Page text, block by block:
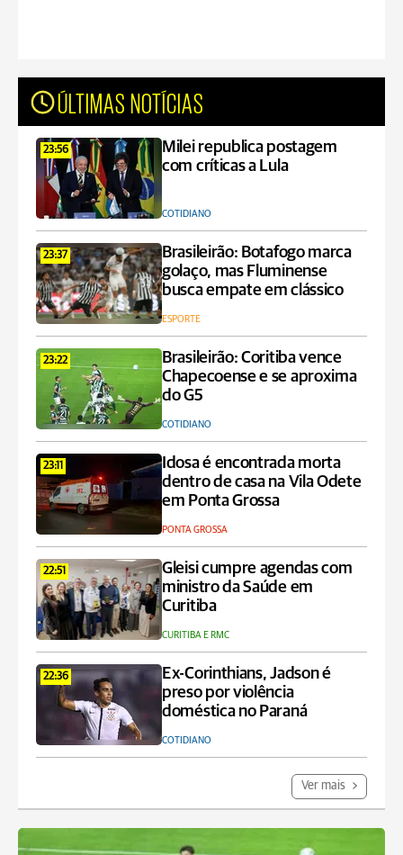
ÚLTIMAS NOTÍCIAS
23:56
Milei republica postagem
com críticas a Lula
COTIDIANO
23:37
Brasileirão: Botafogo marca
golaço, mas Fluminense
busca empate em clássico
ESPORTE
23:22
Brasileirão: Coritiba vence
Chapecoense e se aproxima
do G5
COTIDIANO
23:11
Idosa é encontrada morta
dentro de casa na Vila Odete
em Ponta Grossa
PONTA GROSSA
22:51
Gleisi cumpre agendas com
ministro da Saúde em
Curitiba
CURITIBA E RMC
22:36
Ex-Corinthians, Jadson é
preso por violência
doméstica no Paraná
COTIDIANO
Ver mais